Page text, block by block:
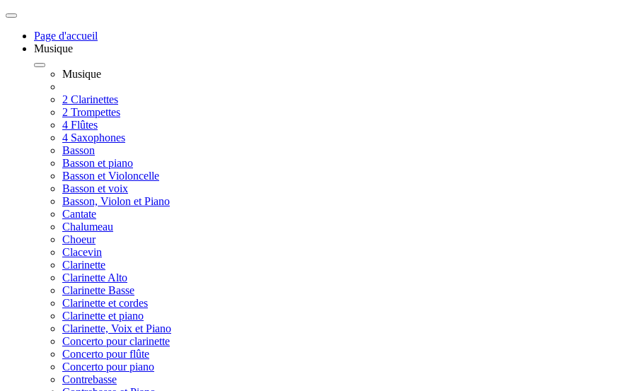
Page d'accueil
Musique
Musique
2 Clarinettes
2 Trompettes
4 Flûtes
4 Saxophones
Basson
Basson et piano
Basson et Violoncelle
Basson et voix
Basson, Violon et Piano
Cantate
Chalumeau
Choeur
Clacevin
Clarinette
Clarinette Alto
Clarinette Basse
Clarinette et cordes
Clarinette et piano
Clarinette, Voix et Piano
Concerto pour clarinette
Concerto pour flûte
Concerto pour piano
Contrebasse